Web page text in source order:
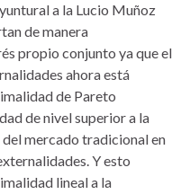
a la Lucio Muñoz
de manera
propio conjunto ya que el
ahora está
de Pareto
de nivel superior a la
mercado tradicional en
Y esto
lineal a la